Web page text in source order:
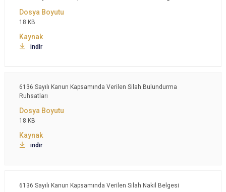
18 KB
indir
6136 Sayılı Kanun Kapsamında Verilen Silah Bulundurma
Ruhsatları
18 KB
indir
6136 Sayılı Kanun Kapsamında Verilen Silah Nakil Belgesi